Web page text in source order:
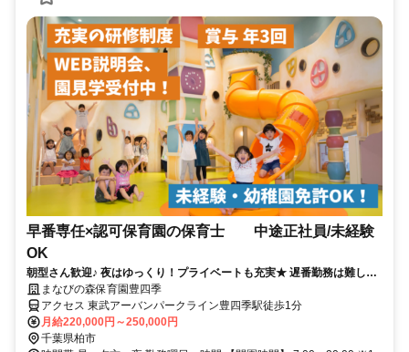
早番専任×認可保育園の保育士 中途正社員/未経験
OK
朝型さん歓迎♪ 夜はゆっくり！プライベートも充実★ 遅番勤務は難しい
けど正社員で働きたい方！
まなびの森保育園豊四季
アクセス 東武アーバンパークライン豊四季駅徒歩1分
月給220,000円～250,000円
千葉県柏市